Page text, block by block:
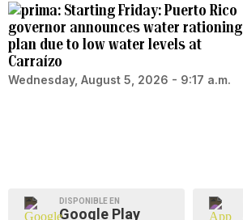
Starting Friday: Puerto Rico
governor announces water rationing
plan due to low water levels at
Carraízo
Wednesday, August 5, 2026 - 9:17 a.m.
DISPONIBLE EN
Google Play